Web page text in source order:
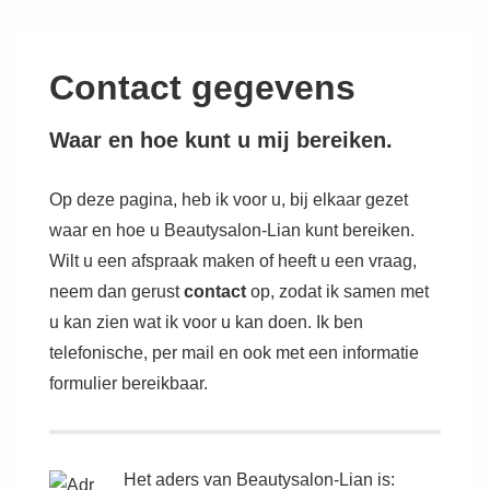
hoofdinhoudContact gegevens
Waar en hoe kunt u mij bereiken.
Op deze pagina, heb ik voor u, bij elkaar gezet
waar en hoe u Beautysalon-Lian kunt bereiken.
Wilt u een afspraak maken of heeft u een vraag,
neem dan gerustcontact op, zodat ik samen met
u kan zien wat ik voor u kan doen. Ik ben
telefonische, per mail en ook met een informatie
formulier bereikbaar.
Het aders van Beautysalon-Lian is: